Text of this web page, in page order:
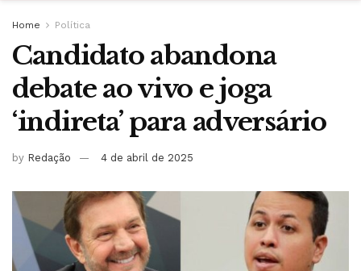
Home Política
Candidato abandona
debate ao vivo e joga
‘indireta’ para adversário
by Redação 4 de abril de 2025